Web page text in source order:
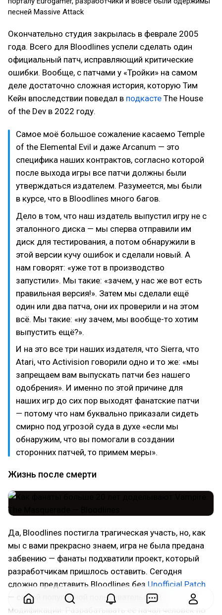
песней Massive Attack
Окончательно студия закрылась в феврале 2005
года. Всего для Bloodlines успели сделать один
официальный патч, исправляющий критические
ошибки. Вообще, с патчами у «Тройки» на самом
деле достаточно сложная история, которую Тим
Кейн впоследствии поведал в подкасте The House
of the Dev в 2022 году.
Самое моё большое сожаление касаемо Temple
of the Elemental Evil и даже Arcanum — это
специфика наших контрактов, согласно которой
после выхода игры все патчи должны были
утверждаться издателем. Разумеется, мы были
в курсе, что в Bloodlines много багов.
Дело в том, что наш издатель выпустил игру не с
эталонного диска — мы сперва отправили им
диск для тестирования, а потом обнаружили в
этой версии кучу ошибок и сделали новый. А
нам говорят: «уже тот в производство
запустили». Мы такие: «зачем, у нас же вот есть
правильная версия!». Затем мы сделали ещё
один или два патча, они их проверили и на этом
всё. Мы такие: «ну зачем, мы вообще-то хотим
выпустить ещё?».
И на это все три наших издателя, что Sierra, что
Atari, что Activision говорили одно и то же: «мы
запрещаем вам выпускать патчи без нашего
одобрения». И именно по этой причине для
наших игр до сих пор выходят фанатские патчи
— потому что нам буквально приказали сидеть
смирно под угрозой суда в духе «если мы
обнаружим, что вы помогали в создании
сторонних патчей, то примем меры».
Жизнь после смерти
Да, Bloodlines постигла трагическая участь, но, как
мы с вами прекрасно знаем, игра не была предана
забвению — фанаты подхватили проект, который
разработчикам пришлось оставить. Сегодня
сложно представить Bloodlines без Unofficial Patch
— самой популярной пользовательской
модификации. Разрабатывать её начал человек по